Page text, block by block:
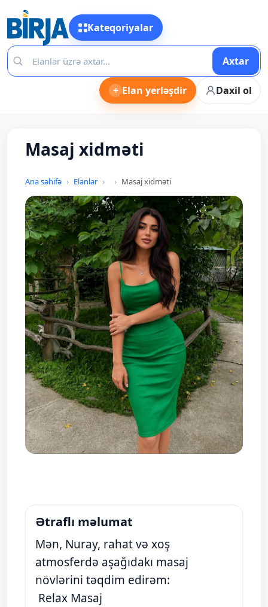
Kateqoriyalar
Axtar
+ Elan yerləşdir Daxil ol
Masaj xidməti
Ana səhifə Elanlar Masaj xidməti
Ətraflı məlumat
Mən, Nuray, rahat və xoş
atmosferdə aşağıdakı masaj
növlərini təqdim edirəm:
Relax Masaj